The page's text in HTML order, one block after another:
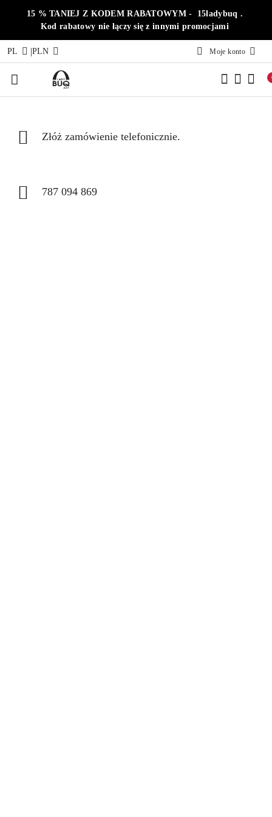
Przejdź do treści głównej
Przejdź do wyszukiwarki
Przejdź do moje konto
Przejdź do menu głównego
Przejdź do opisu produktu
Przejdź do stopki
15 % TANIEJ Z KODEM RABATOWYM - 15ladybuq .
Kod rabatowy nie łączy się z innymi promocjami
PL |PLN Moje konto
Złóż zamówienie telefonicznie.
787 094 869